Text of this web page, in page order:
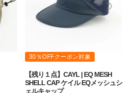
30％OFFクーポン対象
【残り１点】CAYL | EQ MESH
SHELL CAP ケイル EQメッシュシ
ェルキャップ